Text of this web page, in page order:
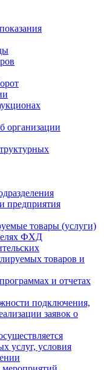
организации
предприятия
товары (услуги)
ФХД
товаров и
и отчетах
подключения,
заявок о
услуг, условия